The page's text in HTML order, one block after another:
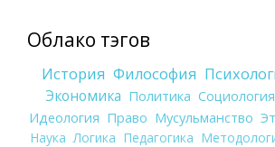
Облако тэгов
История Философия
Экономика Политика Социология
Идеология Право Мусульманство
Наука Логика Педагогика